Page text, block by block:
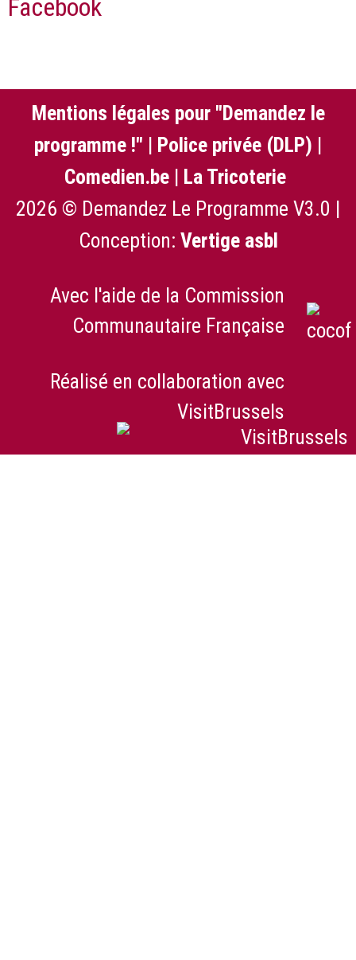
Facebook
Mentions légales pour "Demandez le
programme !" | Police privée (DLP) |
Comedien.be | La Tricoterie
2026 © Demandez Le Programme V3.0 |
Conception: Vertige asbl
Avec l'aide de la Commission
Communautaire Française
Réalisé en collaboration avec
VisitBrussels